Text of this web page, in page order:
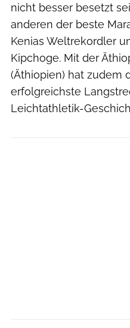
nicht besser besetzt
anderen der beste
Kenias Weltrekordler
Kipchoge. Mit der
(Äthiopien) hat zudem
erfolgreichste
Leichtathletik-